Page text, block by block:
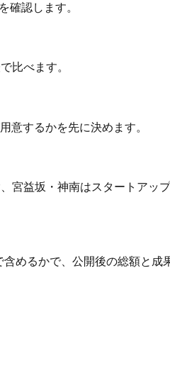
確認します。
比べます。
意するかを先に決めます。
益坂・神南はスタートアッ
めるかで、公開後の総額と成